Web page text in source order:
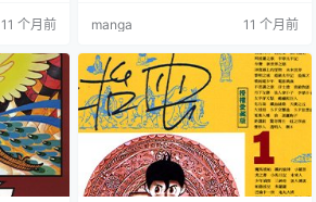
11 个月前
的献礼和贡献。
manga 11 个月前